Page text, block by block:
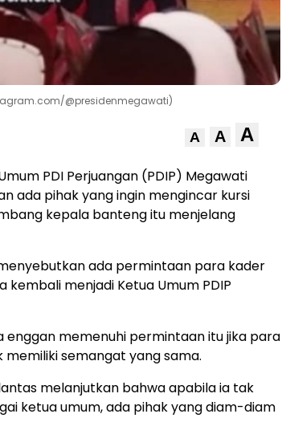
@presidenmegawati)
A A A
PDI Perjuangan (PDIP) Megawati
ada pihak yang ingin mengincar kursi
kepala banteng itu menjelang
ada permintaan para kader
kembali menjadi Ketua Umum PDIP
enggan memenuhi permintaan itu jika para
semangat yang sama.
melanjutkan bahwa apabila ia tak
ketua umum, ada pihak yang diam-diam